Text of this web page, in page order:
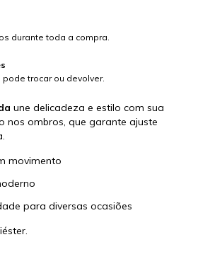
durante toda a compra.
trocar ou devolver.
une delicadeza e estilo com sua
nos ombros, que garante ajuste
movimento
para diversas ocasiões